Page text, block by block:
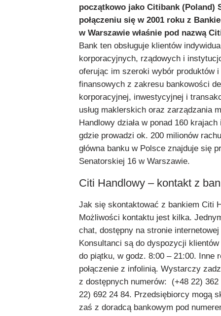
początkowo jako Citibank (Poland)
połączeniu się w 2001 roku z
w Warszawie właśnie pod nazwą
Bank ten obsługuje klientów
korporacyjnych, rządowych i
oferując im szeroki wybór produktów i
finansowych z zakresu bankowości
korporacyjnej, inwestycyjnej i
usług maklerskich oraz zarządzania
Handlowy działa w ponad 160
gdzie prowadzi ok. 200 milionów
główna banku w Polsce znajduje się
Senatorskiej 16 w Warszawie.
Citi Handlowy – kontakt z
Jak się skontaktować z bankiem Citi
Możliwości kontaktu jest kilka.
chat, dostępny na stronie internetowej
Konsultanci są do dyspozycji klientów
do piątku, w godz. 8:00 – 21:00. Inne
połączenie z infolinią. Wystarczy
z dostępnych numerów: (+48 22) 362
22) 692 24 84. Przedsiębiorcy mogą
zaś z doradcą bankowym pod